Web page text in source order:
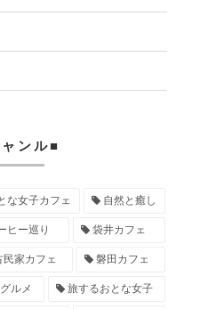
ンル■
な女子カフェ 自然と癒し
ヒー巡り 袋井カフェ
民家カフェ 磐田カフェ
ルメ 旅するおとな女子